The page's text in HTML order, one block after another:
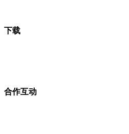
下载
合作互动